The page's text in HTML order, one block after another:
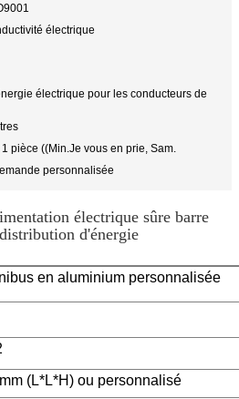
électrique
électrique pour les conducteurs de
pièce ((Min.Je vous en prie, Sam.
personnalisée
électrique sûre barre
d'énergie
en aluminium personnalisée
(L*L*H) ou personnalisé